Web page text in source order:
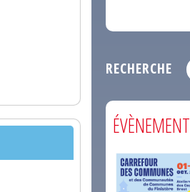
RECHERCHE
ÉVÈNEMENT